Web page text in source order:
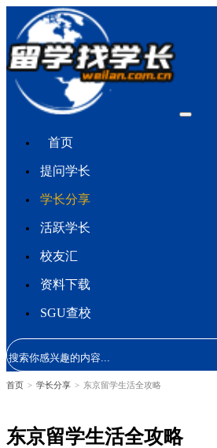
首页
提问学长
学长分享
活跃学长
校友汇
资料下载
SGU查校
首页 > 学长分享 > 东京留学生活全攻略
东京留学生活全攻略